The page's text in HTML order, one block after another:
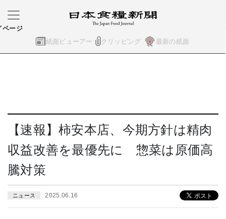
紙面ビューアー クリッピング 最新の紙面
ページ
【速報】柿安本店、今期方針は精肉
収益改善を最優先に 惣菜は原価高
騰対策
ニュース 2025.06.16